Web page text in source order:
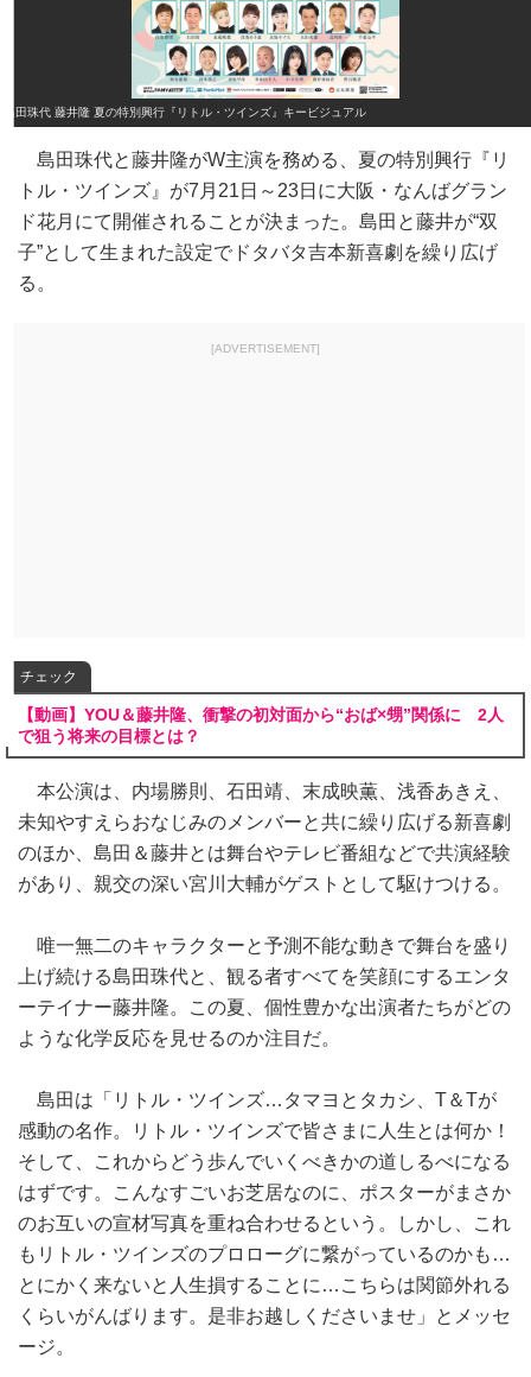
島田珠代 藤井隆 夏の特別興行『リトル・ツインズ』キービジュアル
島田珠代と藤井隆がW主演を務める、夏の特別興行『リ
トル・ツインズ』が7月21日～23日に大阪・なんばグラン
ド花月にて開催されることが決まった。島田と藤井が“双
子”として生まれた設定でドタバタ吉本新喜劇を繰り広げ
る。
[ADVERTISEMENT]
チェック
【動画】YOU＆藤井隆、衝撃の初対面から“おば×甥”関係に 2人
で狙う将来の目標とは？
本公演は、内場勝則、石田靖、末成映薫、浅香あきえ、
未知やすえらおなじみのメンバーと共に繰り広げる新喜劇
のほか、島田＆藤井とは舞台やテレビ番組などで共演経験
があり、親交の深い宮川大輔がゲストとして駆けつける。
唯一無二のキャラクターと予測不能な動きで舞台を盛り
上げ続ける島田珠代と、観る者すべてを笑顔にするエンタ
ーテイナー藤井隆。この夏、個性豊かな出演者たちがどの
ような化学反応を見せるのか注目だ。
島田は「リトル・ツインズ…タマヨとタカシ、T＆Tが
感動の名作。リトル・ツインズで皆さまに人生とは何か！
そして、これからどう歩んでいくべきかの道しるべになる
はずです。こんなすごいお芝居なのに、ポスターがまさか
のお互いの宣材写真を重ね合わせるという。しかし、これ
もリトル・ツインズのプロローグに繋がっているのかも…
とにかく来ないと人生損することに…こちらは関節外れる
くらいがんばります。是非お越しくださいませ」とメッセ
ージ。